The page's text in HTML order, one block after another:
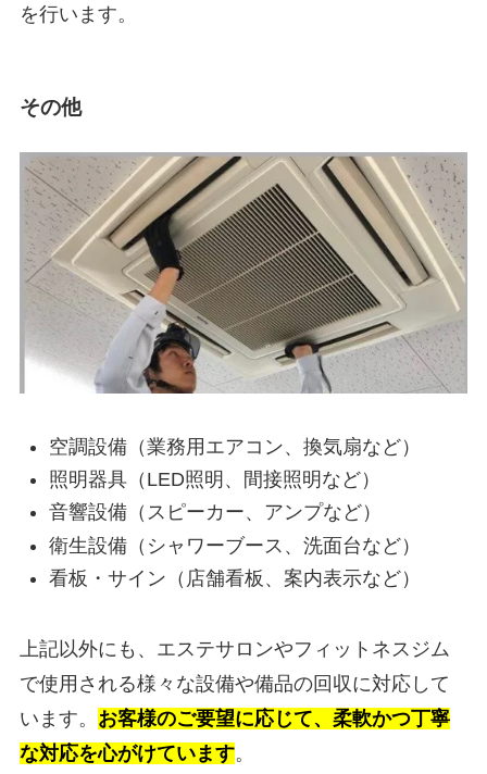
を行います。
その他
空調設備（業務用エアコン、換気扇など）
照明器具（LED照明、間接照明など）
音響設備（スピーカー、アンプなど）
衛生設備（シャワーブース、洗面台など）
看板・サイン（店舗看板、案内表示など）
上記以外にも、エステサロンやフィットネスジム
で使用される様々な設備や備品の回収に対応して
います。 お客様のご要望に応じて、柔軟かつ丁寧
な対応を心がけています。